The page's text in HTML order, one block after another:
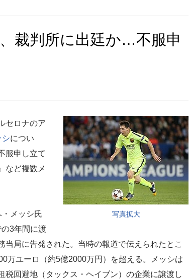
裁判所に出廷か…不服申
写真拡大
セロナのア
シについ
服申し立て
など複数メ
メッシ氏
3年間に渡
当局に告発された。当時の報道で伝えられたとこ
万ユーロ（約5億2000万円）を超える。メッシは
税回避地（タックス・ヘイブン）の企業に譲渡し